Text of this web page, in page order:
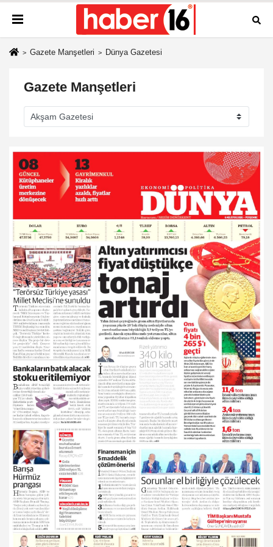
Gazete Manşetleri Dünya Gazetesi
Gazete Manşetleri